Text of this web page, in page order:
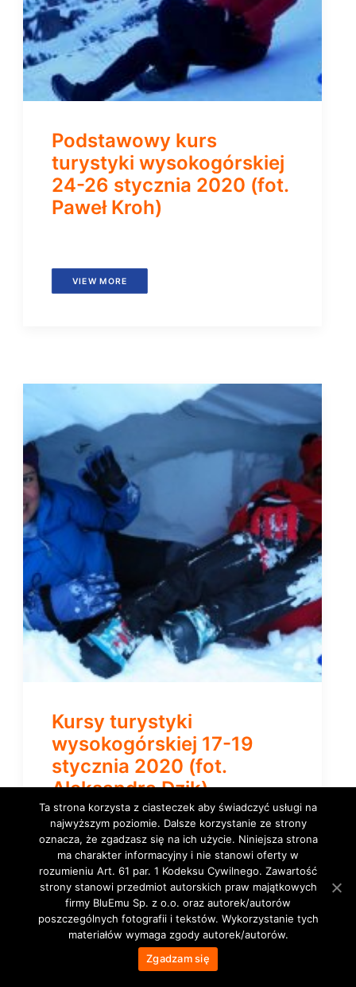
Podstawowy kurs
turystyki wysokogórskiej
24-26 stycznia 2020 (fot.
Paweł Kroh)
VIEW MORE
Kursy turystyki
wysokogórskiej 17-19
stycznia 2020 (fot.
Aleksandra Dzik)
VIEW MORE
Ta strona korzysta z ciasteczek aby świadczyć usługi na
najwyższym poziomie. Dalsze korzystanie ze strony
oznacza, że zgadzasz się na ich użycie. Niniejsza strona
ma charakter informacyjny i nie stanowi oferty w
rozumieniu Art. 61 par. 1 Kodeksu Cywilnego. Zawartość
strony stanowi przedmiot autorskich praw majątkowych
firmy BluEmu Sp. z o.o. oraz autorek/autorów
poszczególnych fotografii i tekstów. Wykorzystanie tych
materiałów wymaga zgody autorek/autorów.
Zgadzam się